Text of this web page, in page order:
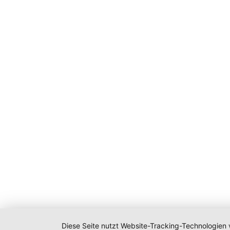
Diese Seite nutzt Website-Tracking-